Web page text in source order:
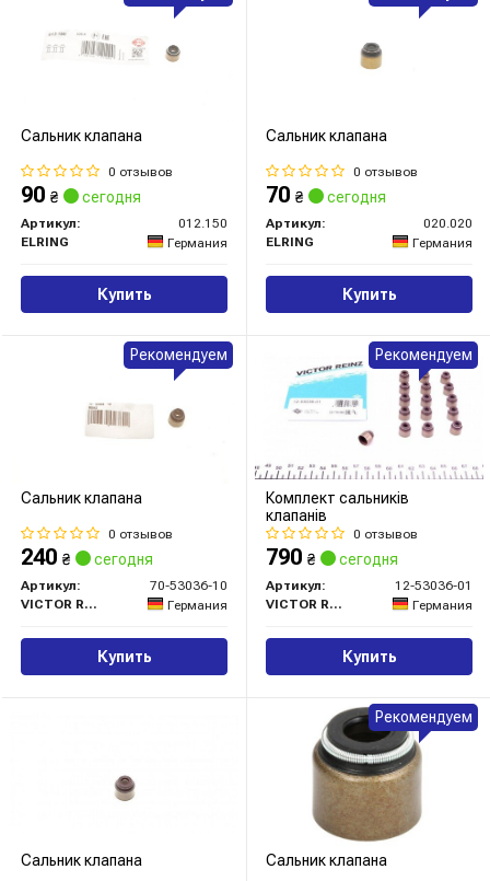
Сальник клапана
0 отзывов
90 ₴ сегодня
Артикул:
012.150
ELRING
Германия
Купить
Сальник клапана
0 отзывов
70 ₴ сегодня
Артикул:
020.020
ELRING
Германия
Купить
Сальник клапана
0 отзывов
240 ₴ сегодня
Артикул:
70-53036-10
VICTOR REINZ
Германия
Купить
Рекомендуем
Комплект сальників
клапанів
0 отзывов
790 ₴ сегодня
Артикул:
12-53036-01
VICTOR REINZ
Германия
Купить
Рекомендуем
Сальник клапана Сальник клапана
Рекомендуем